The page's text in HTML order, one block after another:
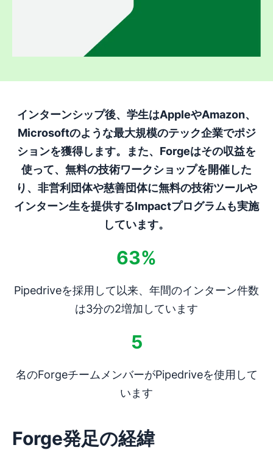
インターンシップ後、学生はAppleやAmazon、
Microsoftのような最大規模のテック企業でポジ
ションを獲得します。また、Forgeはその収益を
使って、無料の技術ワークショップを開催した
り、非営利団体や慈善団体に無料の技術ツールや
インターン生を提供するImpactプログラムも実施
しています。
63%
Pipedriveを採用して以来、年間のインターン件数
は3分の2増加しています
5
名のForgeチームメンバーがPipedriveを使用して
います
Forge発足の経緯